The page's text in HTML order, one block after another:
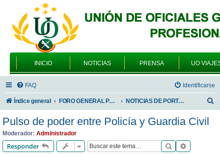
INICIO NOTICIAS PRENSA UO
FAQ Identificarse
Índice general FORO GENERAL PARA TODOS LOS USUARIOS NOTICIAS DE PORTADA
Pulso de poder entre Policía y Guardia Civil
Moderador: Administrador
Responder Buscar